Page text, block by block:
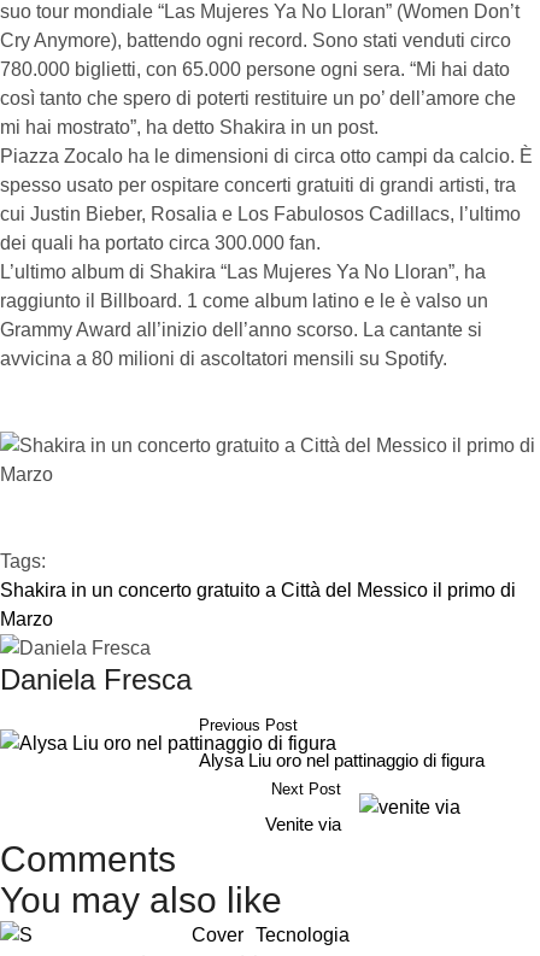
suo tour mondiale “Las Mujeres Ya No Lloran” (Women Don’t
Cry Anymore), battendo ogni record. Sono stati venduti circo
780.000 biglietti, con 65.000 persone ogni sera. “Mi hai dato
così tanto che spero di poterti restituire un po’ dell’amore che
mi hai mostrato”, ha detto Shakira in un post.
Piazza Zocalo ha le dimensioni di circa otto campi da calcio. È
spesso usato per ospitare concerti gratuiti di grandi artisti, tra
cui Justin Bieber, Rosalia e Los Fabulosos Cadillacs, l’ultimo
dei quali ha portato circa 300.000 fan.
L’ultimo album di Shakira “Las Mujeres Ya No Lloran”, ha
raggiunto il Billboard. 1 come album latino e le è valso un
Grammy Award all’inizio dell’anno scorso. La cantante si
avvicina a 80 milioni di ascoltatori mensili su Spotify.
Tags:
Shakira in un concerto gratuito a Città del Messico il primo di
Marzo
Daniela Fresca
Previous Post
Alysa Liu oro nel pattinaggio di figura
Next Post
Venite via
Comments
You may also like
Cover Tecnologia